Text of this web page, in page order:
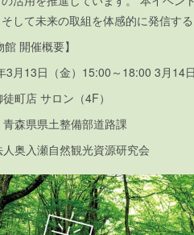
して未来の取組を体感的に発信す
開催概要】
3月13日（金）15:00～18:00 3月14
徒町店 サロン（4F）
森県県土整備部道路課
奥入瀬自然観光資源研究会